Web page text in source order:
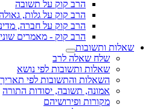
הרב קוק על תשובה
הרב קוק על גלות,
הרב קוק על חברה,
הרב קוק - מאמרים
שאלות ותשובות
שלח שאלה לרב
שאלות ותשובות לפי נושא
השאלות והתשובות לפי תאריך
אמונה, תשובה, יסודות התורה
מקורות ופירושיהם